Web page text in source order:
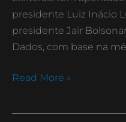
presidente Luiz Inácio
presidente Jair
Dados, com base na
Read More »